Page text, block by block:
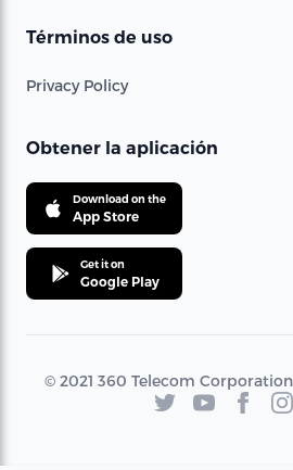
Términos de uso
Privacy Policy
Obtener la aplicación
Download on the
App Store
Get it on
Google Play
© 2021 360 Telecom